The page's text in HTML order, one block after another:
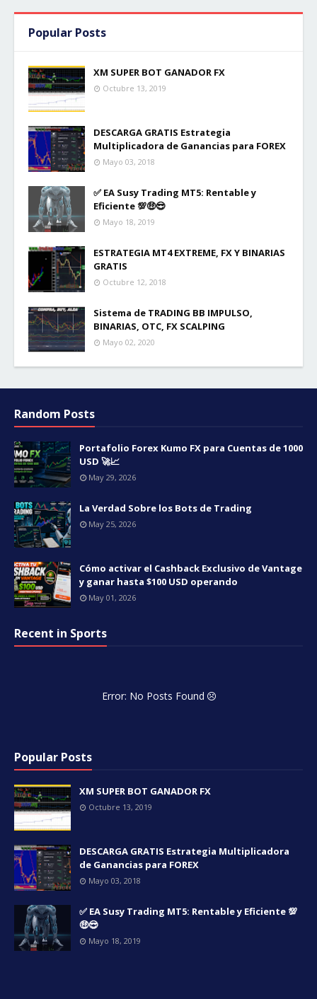
Popular Posts
XM SUPER BOT GANADOR FX
Octubre 13, 2019
DESCARGA GRATIS Estrategia
Multiplicadora de Ganancias para FOREX
Mayo 03, 2018
✅ EA Susy Trading MT5: Rentable y
Eficiente 💯🤑😎
Mayo 18, 2019
ESTRATEGIA MT4 EXTREME, FX Y BINARIAS
GRATIS
Octubre 12, 2018
Sistema de TRADING BB IMPULSO,
BINARIAS, OTC, FX SCALPING
Mayo 02, 2020
Random Posts
Portafolio Forex Kumo FX para Cuentas de 1000
USD 🚀📈
May 29, 2026
La Verdad Sobre los Bots de Trading
May 25, 2026
Cómo activar el Cashback Exclusivo de Vantage
y ganar hasta $100 USD operando
May 01, 2026
Recent in Sports
Error: No Posts Found
Popular Posts
XM SUPER BOT GANADOR FX
Octubre 13, 2019
DESCARGA GRATIS Estrategia Multiplicadora
de Ganancias para FOREX
Mayo 03, 2018
✅ EA Susy Trading MT5: Rentable y Eficiente 💯
🤑😎
Mayo 18, 2019